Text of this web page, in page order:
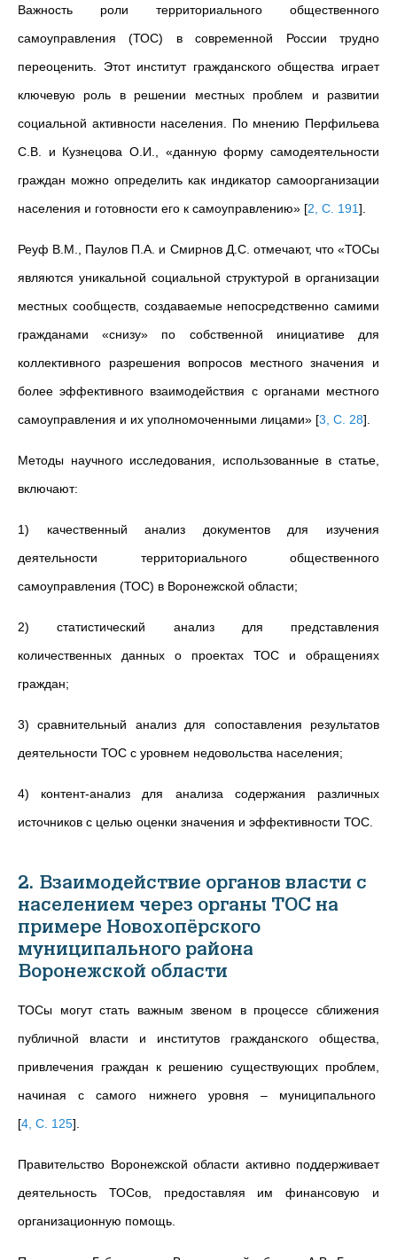
Важность роли территориального общественного
самоуправления (ТОС) в современной России трудно
переоценить. Этот институт гражданского общества играет
ключевую роль в решении местных проблем и развитии
социальной активности населения. По мнению Перфильева
С.В. и Кузнецова О.И., «данную форму самодеятельности
граждан можно определить как индикатор самоорганизации
населения и готовности его к самоуправлению» [2, С. 191]
Реуф В.М., Паулов П.А. и Смирнов Д.С. отмечают, что «ТОСы
являются уникальной социальной структурой в организации
местных сообществ, создаваемые непосредственно самими
гражданами «снизу» по собственной инициативе для
коллективного разрешения вопросов местного значения и
более эффективного взаимодействия с органами местного
самоуправления и их уполномоченными лицами» [3, С. 28]
Методы научного исследования, использованные в статье,
включают:
1) качественный анализ документов для изучения
деятельности территориального общественного
самоуправления (ТОС) в Воронежской области;
2) статистический анализ для представления
количественных данных о проектах ТОС и обращениях
граждан;
3) сравнительный анализ для сопоставления результатов
деятельности ТОС с уровнем недовольства населения;
4) контент-анализ для анализа содержания различных
источников с целью оценки значения и эффективности ТОС.
2. Взаимодействие органов власти с
населением через органы ТОС на
примере Новохопёрского
муниципального района
Воронежской области
ТОСы могут стать важным звеном в процессе сближения
публичной власти и институтов гражданского общества,
привлечения граждан к решению существующих проблем,
начиная с самого нижнего уровня – муниципального
[4, С. 125]
Правительство Воронежской области активно поддерживает
деятельность ТОСов, предоставляя им финансовую и
организационную помощь.